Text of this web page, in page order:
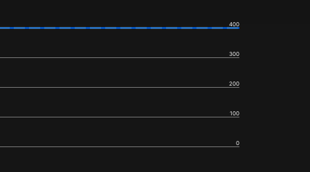
0
100
200
300
400